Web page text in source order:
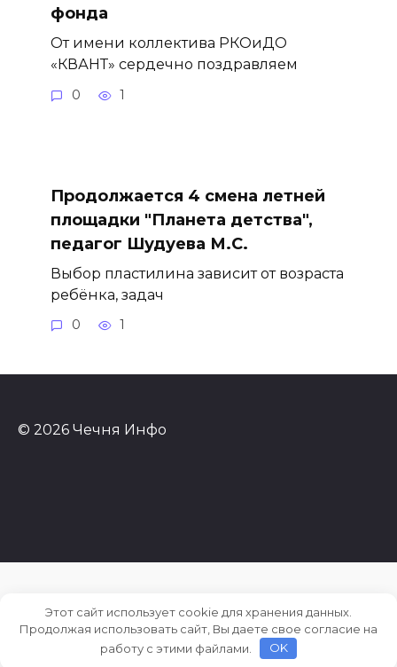
фонда
От имени коллектива РКОиДО
«КВАНТ» сердечно поздравляем
0 1
Продолжается 4 смена летней
площадки "Планета детства",
педагог Шудуева М.С.
Выбор пластилина зависит от возраста
ребёнка, задач
0 1
© 2026 Чечня Инфо
Этот сайт использует cookie для хранения данных.
Продолжая использовать сайт, Вы даете свое согласие на
работу с этими файлами.
OK